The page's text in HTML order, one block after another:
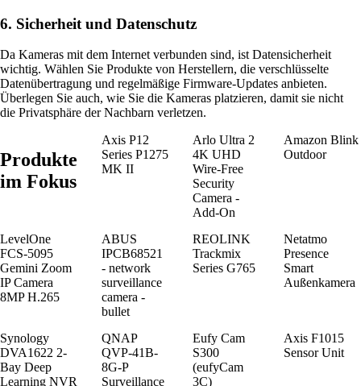
6. Sicherheit und Datenschutz
Da Kameras mit dem Internet verbunden sind, ist Datensicherheit
wichtig. Wählen Sie Produkte von Herstellern, die verschlüsselte
Datenübertragung und regelmäßige Firmware-Updates anbieten.
Überlegen Sie auch, wie Sie die Kameras platzieren, damit sie nicht
die Privatsphäre der Nachbarn verletzen.
Produkte
im Fokus
Axis P12
Series P1275
MK II
Arlo Ultra 2
4K UHD
Wire-Free
Security
Camera -
Add-On
Amazon Blink
Outdoor
LevelOne
FCS-5095
Gemini Zoom
IP Camera
8MP H.265
ABUS
IPCB68521
- network
surveillance
camera -
bullet
REOLINK
Trackmix
Series G765
Netatmo
Presence
Smart
Außenkamera
Synology
DVA1622 2-
Bay Deep
Learning NVR
QNAP
QVP-41B-
8G-P
Surveillance
Eufy Cam
S300
(eufyCam
3C)
Axis F1015
Sensor Unit